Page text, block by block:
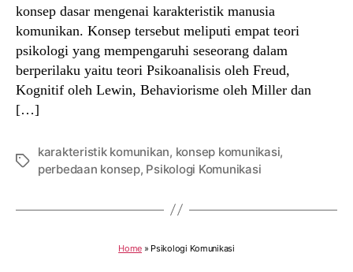
konsep dasar mengenai karakteristik manusia
komunikan. Konsep tersebut meliputi empat teori
psikologi yang mempengaruhi seseorang dalam
berperilaku yaitu teori Psikoanalisis oleh Freud,
Kognitif oleh Lewin, Behaviorisme oleh Miller dan
[…]
Tags
karakteristik komunikan, konsep komunikasi,
perbedaan konsep, Psikologi Komunikasi
Home » Psikologi Komunikasi